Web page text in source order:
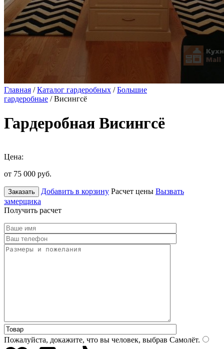
Главная /Каталог гардеробных /Большие
гардеробные / Висингсё
Гардеробная Висингсё
Цена:
от 75 000 руб.
Заказать Добавить в корзину Расчет цены Вызвать
замерщика
Получить расчет
Пожалуйста, докажите, что вы человек, выбрав Самолёт.